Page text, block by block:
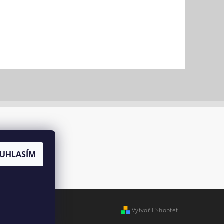
Vytvořil Shoptet